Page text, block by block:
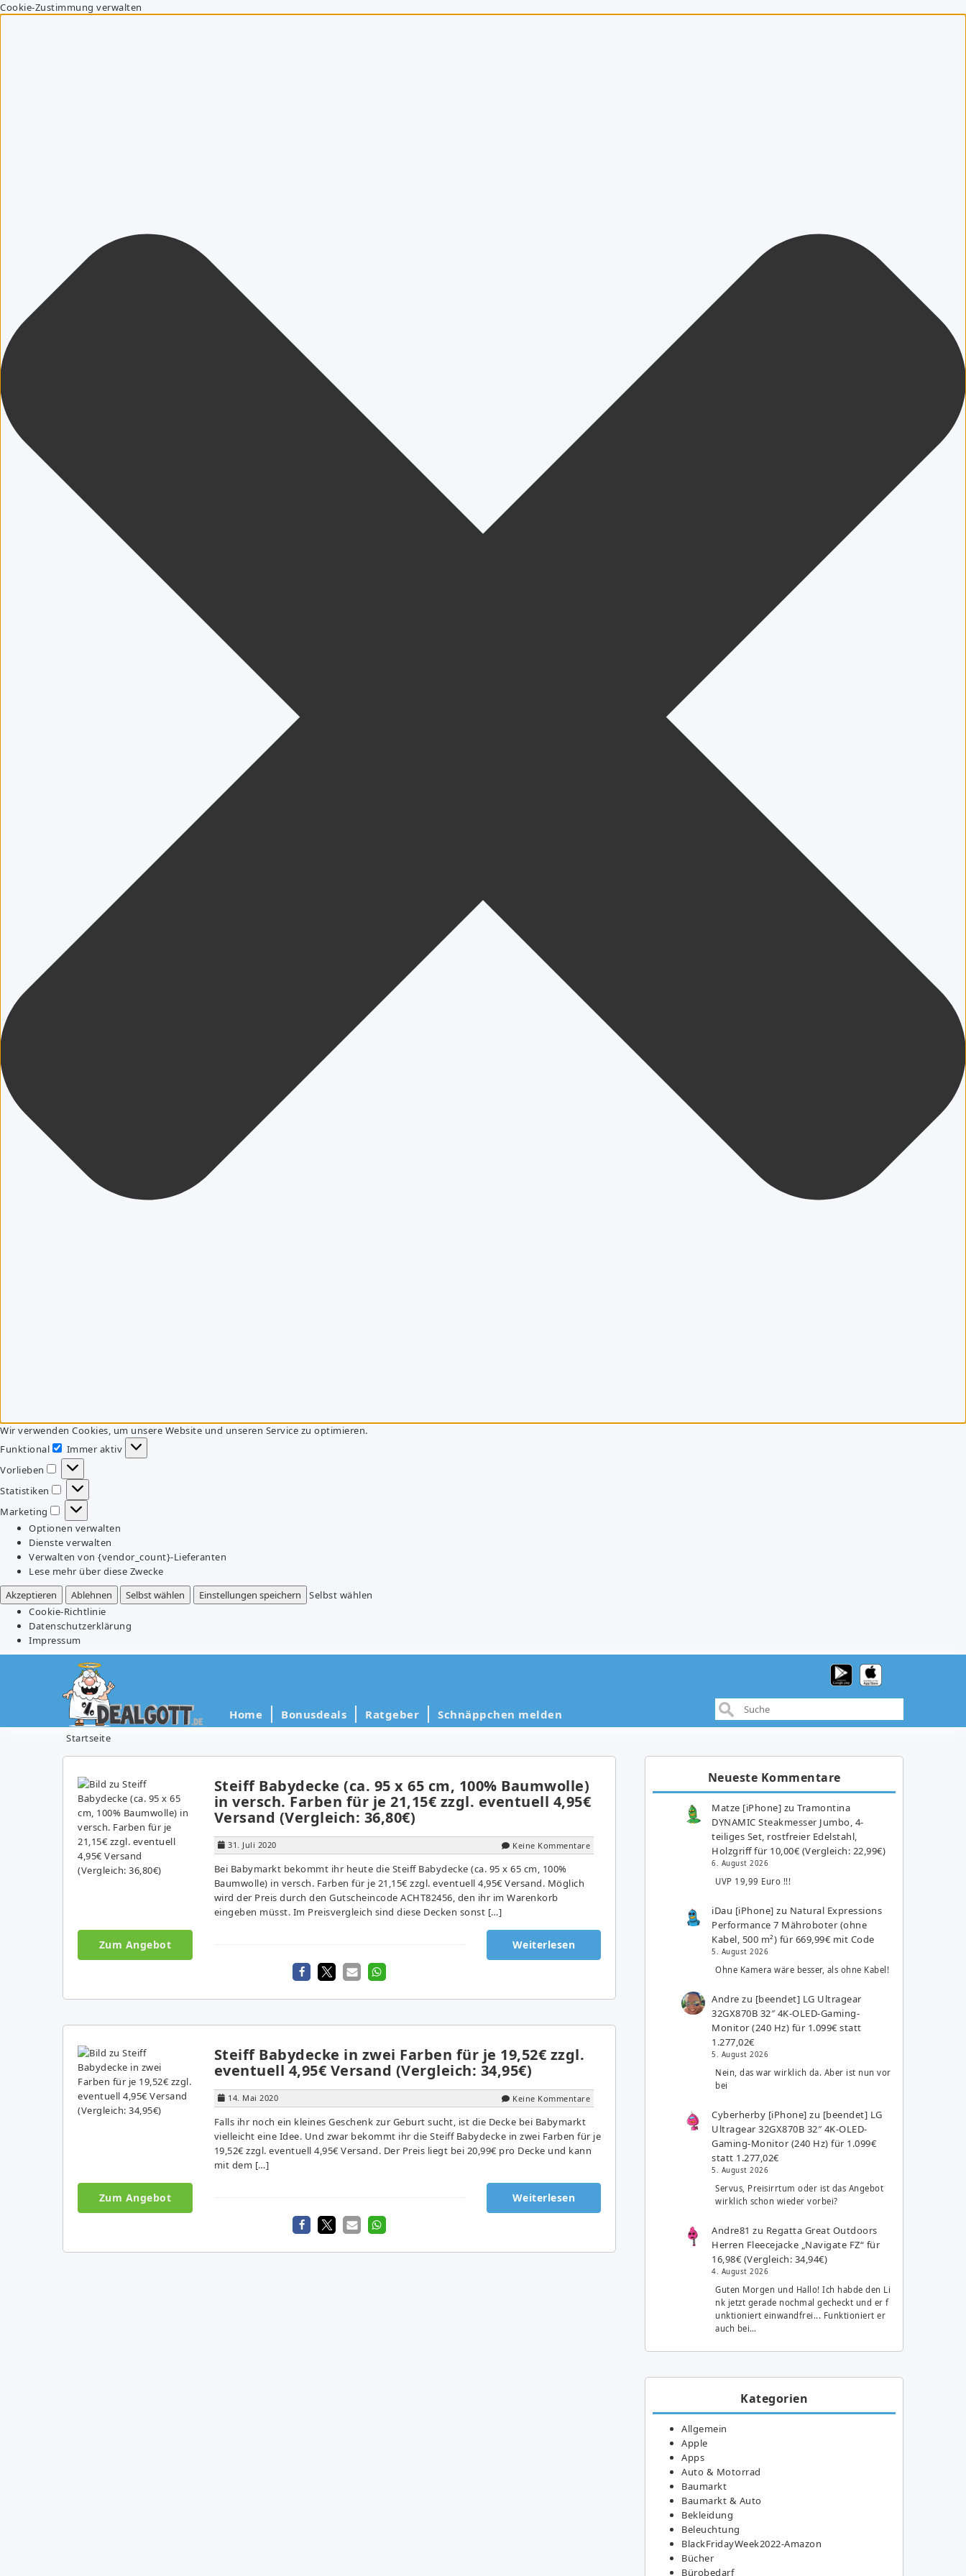
Cookie-Zustimmung verwalten
Wir verwenden Cookies, um unsere Website und unseren Service zu optimieren.
Funktional
Funktional
Immer aktiv
Vorlieben
Vorlieben
Statistiken
Statistiken
Marketing
Marketing
Optionen verwalten
Dienste verwalten
Verwalten von {vendor_count}-Lieferanten
Lese mehr über diese Zwecke
Akzeptieren
Ablehnen Selbst wählen Einstellungen speichern
Selbst wählen
Cookie-Richtlinie
Datenschutzerklärung
Impressum
Home Bonusdeals Ratgeber Schnäppchen melden
Startseite
Steiff Babydecke (ca. 95 x 65 cm, 100% Baumwolle)
in versch. Farben für je 21,15€ zzgl. eventuell 4,95€
Versand (Vergleich: 36,80€)
31. Juli 2020 Keine Kommentare
Bei Babymarkt bekommt ihr heute die Steiff Babydecke (ca. 95 x 65 cm, 100%
Baumwolle) in versch. Farben für je 21,15€ zzgl. eventuell 4,95€ Versand. Möglich
wird der Preis durch den Gutscheincode ACHT82456, den ihr im Warenkorb
eingeben müsst. Im Preisvergleich sind diese Decken sonst […]
Zum Angebot Weiterlesen
Steiff Babydecke in zwei Farben für je 19,52€ zzgl.
eventuell 4,95€ Versand (Vergleich: 34,95€)
14. Mai 2020 Keine Kommentare
Falls ihr noch ein kleines Geschenk zur Geburt sucht, ist die Decke bei Babymarkt
vielleicht eine Idee. Und zwar bekommt ihr die Steiff Babydecke in zwei Farben für je
19,52€ zzgl. eventuell 4,95€ Versand. Der Preis liegt bei 20,99€ pro Decke und kann
mit dem […]
Zum Angebot Weiterlesen
Neueste Kommentare
Matze [iPhone] zuTramontina
DYNAMIC Steakmesser Jumbo, 4-
teiliges Set, rostfreier Edelstahl,
Holzgriff für 10,00€ (Vergleich: 22,99€)
6. August 2026
UVP 19,99 Euro !!!
iDau [iPhone] zu Natural Expressions
Performance 7 Mähroboter (ohne
Kabel, 500 m²) für 669,99€ mit Code
5. August 2026
Ohne Kamera wäre besser, als ohne Kabel!
Andre zu [beendet] LG Ultragear
32GX870B 32″ 4K-OLED-Gaming-
Monitor (240 Hz) für 1.099€ statt
1.277,02€
5. August 2026
Nein, das war wirklich da. Aber ist nun vor
bei
Cyberherby [iPhone] zu [beendet] LG
Ultragear 32GX870B 32″ 4K-OLED-
Gaming-Monitor (240 Hz) für 1.099€
statt 1.277,02€
5. August 2026
Servus, Preisirrtum oder ist das Angebot
wirklich schon wieder vorbei?
Andre81 zu Regatta Great Outdoors
Herren Fleecejacke „Navigate FZ“ für
16,98€ (Vergleich: 34,94€)
4. August 2026
Guten Morgen und Hallo! Ich habde den Li
nk jetzt gerade nochmal gecheckt und er f
unktioniert einwandfrei... Funktioniert er
auch bei…
Kategorien
Allgemein
Apple
Apps
Auto & Motorrad
Baumarkt
Baumarkt & Auto
Bekleidung
Beleuchtung
BlackFridayWeek2022-Amazon
Bücher
Bürobedarf